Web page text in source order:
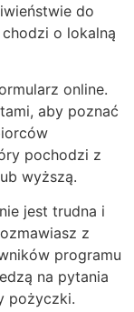
do
o lokalną
online.
aby poznać
pochodzi z
wyższą.
jest trudna i
z
programu
na pytania
pożyczki.